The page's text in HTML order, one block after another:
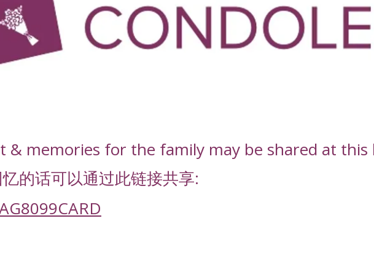
& memories for the family may be shared at this
的话可以通过此链接共享: